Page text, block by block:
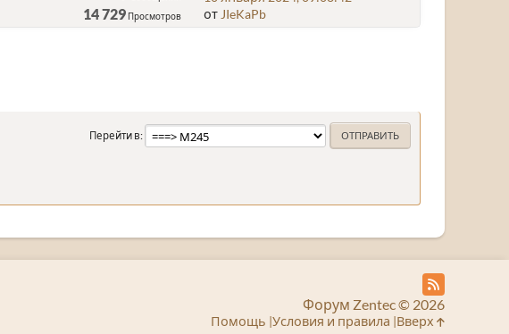
14 729 Просмотров
от JIeKaPb
Перейти в
Форум Zentec © 2026
Помощь Условия и правила Вверх